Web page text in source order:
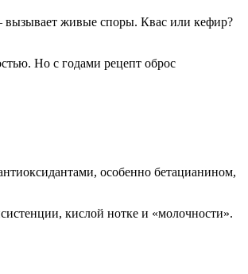
вызывает живые споры. Квас или кефир?
Но с годами рецепт оброс
особенно бетацианином,
кислой нотке и «молочности».